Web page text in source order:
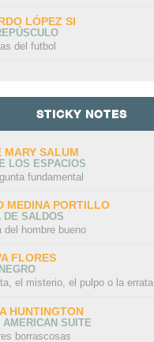
LÓPEZ SI
del futbol
STICKY NOTES
MARY SALUM
LOS ESPACIOS
fundamental
MEDINA PORTILLO
DE SALDOS
del hombre bueno
FLORES
el misterio, el pulpo o la errata
HUNTINGTON
AMERICAN SUITE
borrascosas